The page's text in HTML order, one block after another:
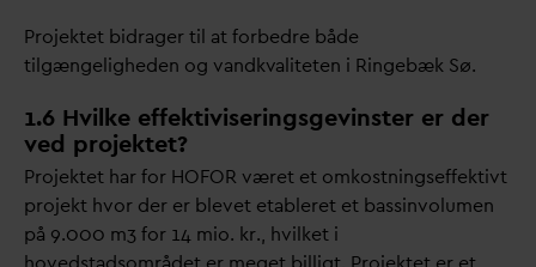
Projektet bidrager til at forbedre både
tilgængeligheden og vandkvaliteten i Ringebæk Sø.
1.6 Hvilke effektiviseringsgevinster er der
ved projektet?
Projektet har for HOFOR været et omkostningseffektivt
projekt hvor der er blevet etableret et bassinvolumen
på 9.000 m3 for 14 mio. kr., hvilket i